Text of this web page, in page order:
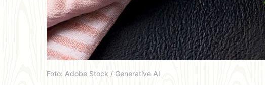
Foto: Adobe Stock / Generative AI